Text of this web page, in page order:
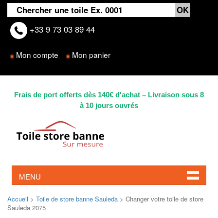
+33 9 73 03 89 44
◉ Mon compte ◉ Mon panier
Frais de port offerts dès 140€ d'achat – Livraison sous 8
à 10 jours ouvrés
MENU
Accueil > Toile de store banne Sauleda > Changer votre toile de store
Sauleda 2075